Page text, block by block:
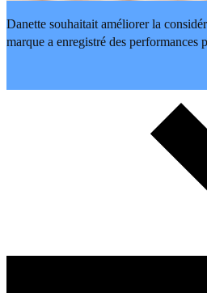
Danette souhaitait améliorer la
marque a enregistré des performances